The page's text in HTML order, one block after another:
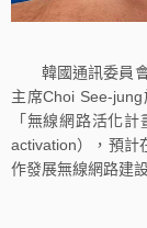
韓國通訊委員會
主席Choi See-
「無線網路活化
activation），預計
作發展無線網路建